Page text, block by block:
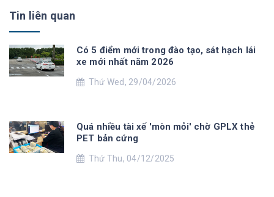
Tin liên quan
Có 5 điểm mới trong đào tạo, sát hạch lái
xe mới nhất năm 2026
Thứ Wed, 29/04/2026
Quá nhiều tài xế 'mòn mỏi' chờ GPLX thẻ
PET bản cứng
Thứ Thu, 04/12/2025